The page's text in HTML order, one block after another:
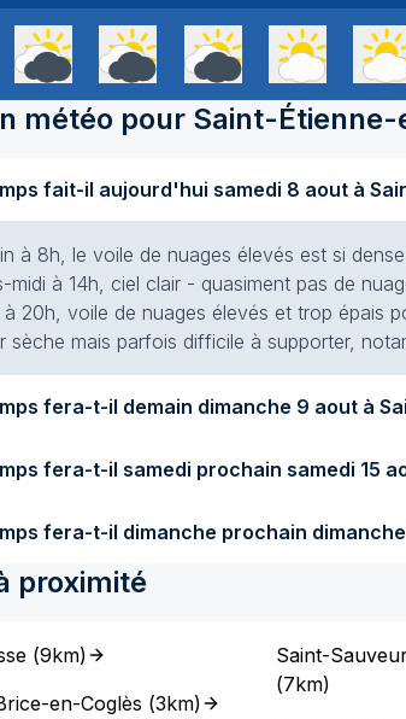
météo pour Saint-Étienne-
Quel temps fait-il
à 8h, le voile de nuages élevés est si
midi à 14h, ciel clair - quasiment pas de
à 20h, voile de nuages élevés et trop épais
sèche mais parfois difficile à supporter,
Quel temps fera-t-il
Quel temps fera-t-il
Quel temps fera-
proximité
(9km)
en-Coglès (3km)
Saint-
(7km)